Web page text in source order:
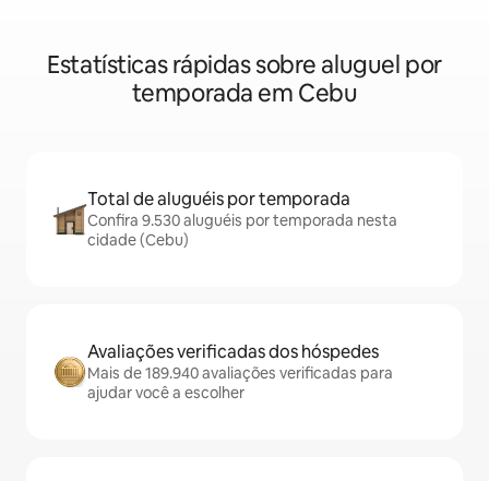
Estatísticas rápidas sobre aluguel por
temporada em Cebu
Total de aluguéis por temporada
Confira 9.530 aluguéis por temporada nesta
cidade (Cebu)
Avaliações verificadas dos hóspedes
Mais de 189.940 avaliações verificadas para
ajudar você a escolher